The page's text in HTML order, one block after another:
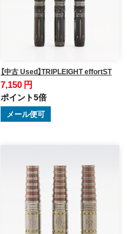
【中古 Used】TRIPLEIGHT effortST
7,150 円
ポイント5倍
メール便可